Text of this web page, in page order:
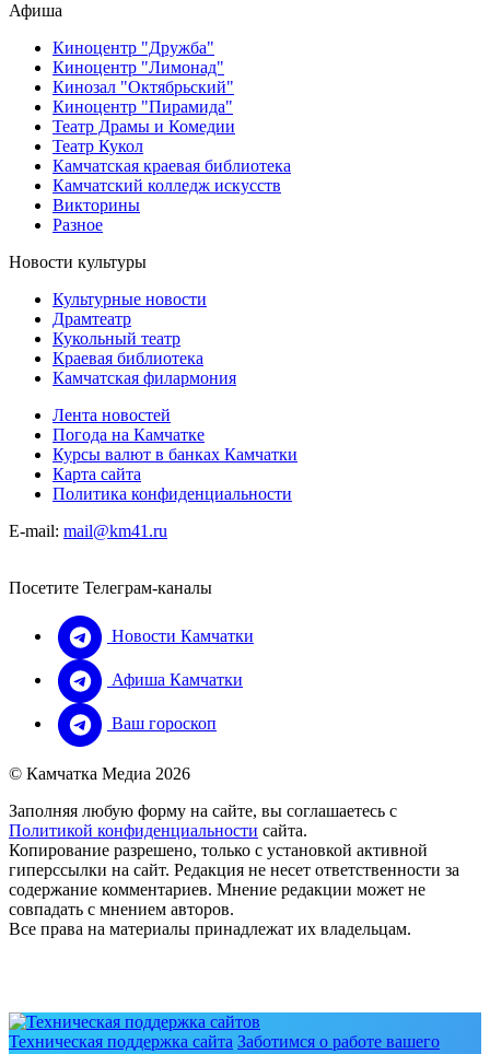
Афиша
Киноцентр "Дружба"
Киноцентр "Лимонад"
Кинозал "Октябрьский"
Киноцентр "Пирамида"
Театр Драмы и Комедии
Театр Кукол
Камчатская краевая библиотека
Камчатский колледж искусств
Викторины
Разное
Новости культуры
Культурные новости
Драмтеатр
Кукольный театр
Краевая библиотека
Камчатская филармония
Лента новостей
Погода на Камчатке
Курсы валют в банках Камчатки
Карта сайта
Политика конфиденциальности
E-mail: mail@km41.ru
Посетите Телеграм-каналы
Новости Камчатки
Афиша Камчатки
Ваш гороскоп
© Камчатка Медиа 2026
Заполняя любую форму на сайте, вы соглашаетесь с
Политикой конфиденциальности сайта.
Копирование разрешено, только с установкой активной
гиперссылки на сайт. Редакция не несет ответственности за
содержание комментариев. Мнение редакции может не
совпадать с мнением авторов.
Все права на материалы принадлежат их владельцам.
Техническая поддержка сайта Заботимся о работе вашего